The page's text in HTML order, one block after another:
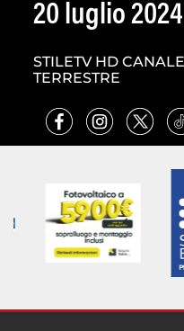
20 luglio 2024
STILETV HD
TERRESTRE